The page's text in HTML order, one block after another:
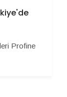
Profine